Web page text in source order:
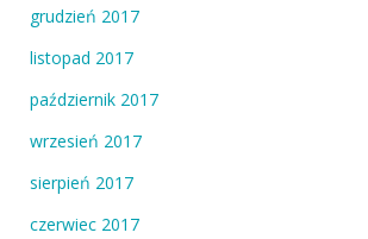
grudzień 2017
listopad 2017
październik 2017
wrzesień 2017
sierpień 2017
czerwiec 2017